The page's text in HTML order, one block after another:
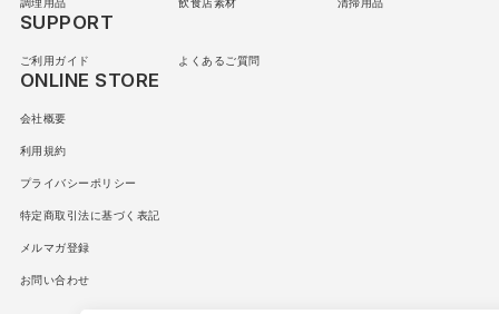
SUPPORT
ご利用ガイド よくあるご質問
ONLINE STORE
会社概要
利用規約
プライバシーポリシー
特定商取引法に基づく表記
メルマガ登録
お問い合わせ